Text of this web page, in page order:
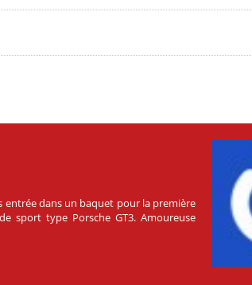
entrée dans un baquet pour la première
sport type Porsche GT3. Amoureuse